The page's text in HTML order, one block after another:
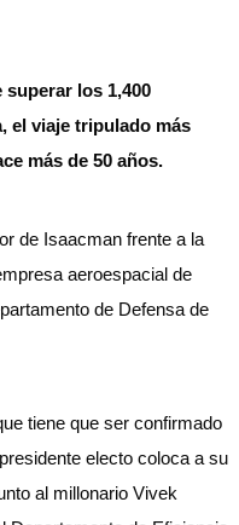
superar los 1,400
el viaje tripulado más
más de 50 años.
de Isaacman frente a la
aeroespacial de
de Defensa de
tiene que ser confirmado
electo coloca a su
al millonario Vivek